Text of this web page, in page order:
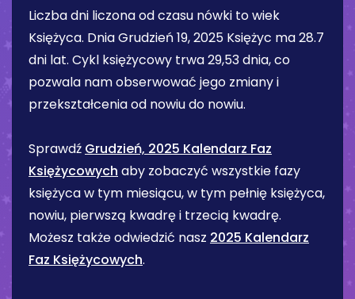
Liczba dni liczona od czasu nówki to wiek
Księżyca. DniaGrudzień 19, 2025 Księżyc ma28.7
dni lat. Cykl księżycowy trwa 29,53 dnia, co
pozwala nam obserwować jego zmiany i
przekształcenia od nowiu do nowiu.
Sprawdź Grudzień, 2025 Kalendarz Faz
Księżycowych aby zobaczyć wszystkie fazy
księżyca w tym miesiącu, w tym pełnię księżyca,
nowiu, pierwszą kwadrę i trzecią kwadrę.
Możesz także odwiedzić nasz 2025 Kalendarz
Faz Księżycowych.